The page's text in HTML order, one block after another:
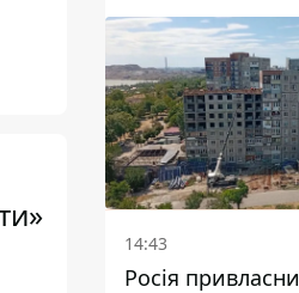
одна людина і ще 15
14:43
Росія